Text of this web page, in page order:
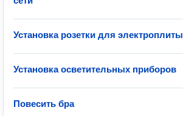
Установка розетки для электроплиты
Установка осветительных приборов
Повесить бра